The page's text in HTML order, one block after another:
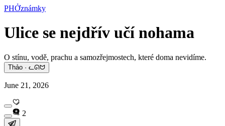
PHỞznámky
Ulice se nejdřív učí nohama
O stínu, vodě, prachu a samozřejmostech, které doma nevidíme.
Thảo · ᓚᘏᗢ
June 21, 2026
2